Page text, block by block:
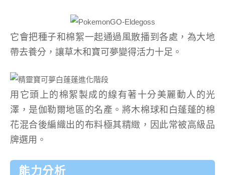
它會把種子和棉絮一起通過風散播到各處，為大地
帶去養分，讓草木和寶可夢變得活力十足。
用它頭上的棉絮製成的線有著十分美麗動人的光
澤，是伽勒爾地區的名產。將木棉球和白蓬蓬的棉
花混合後編織出的布料極其精緻，因此常被高級品
牌選用。
能力分析